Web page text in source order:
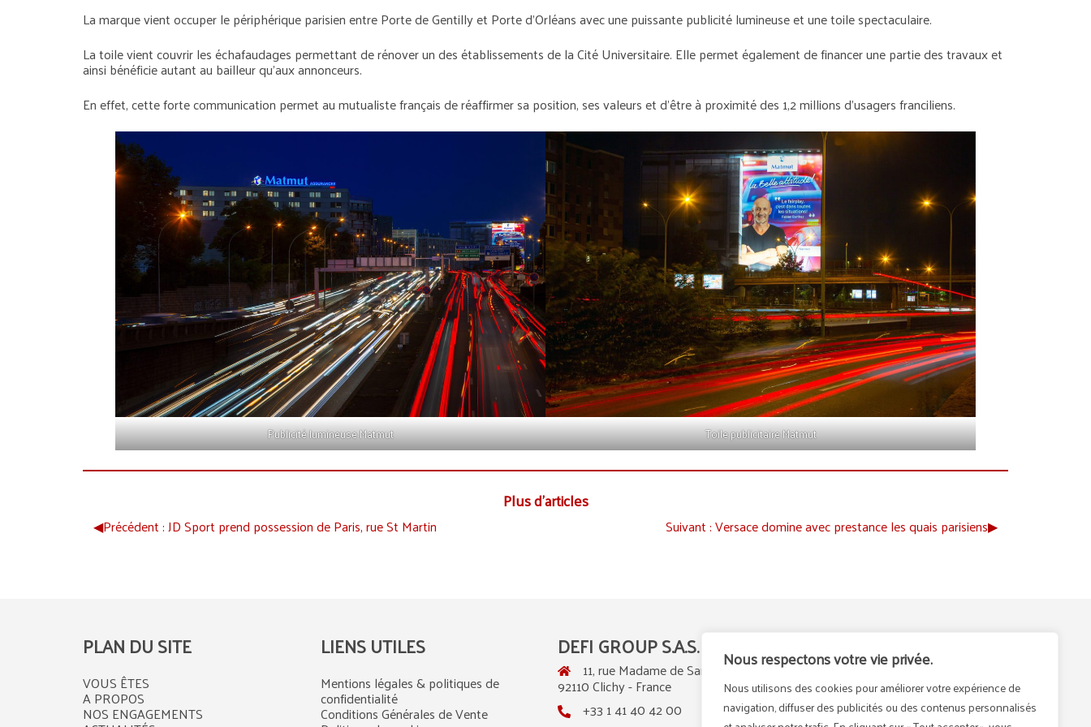
Nous respectons votre vie privée.
Nous utilisons des cookies pour améliorer votre expérience de
navigation, diffuser des publicités ou des contenus personnalisés
La marque vient occuper le périphérique parisien entre Porte de Gentilly et Porte d’Orléans avec une puissante publicité lumineuse et une toile spectaculaire.
La toile vient couvrir les échafaudages permettant de rénover un des établissements de la Cité Universitaire. Elle permet également de financer une partie des travaux et
ainsi bénéficie autant au bailleur qu’aux annonceurs.
En effet, cette forte communication permet au mutualiste français de réaffirmer sa position, ses valeurs et d’être à proximité des 1,2 millions d’usagers franciliens.
Publicité lumineuse Matmut Toile publicitaire Matmut
Plus d’articles
◀︎Précédent :JD Sport prend possession de Paris, rue St Martin Suivant :Versace domine avec prestance les quais parisiens▶︎
PLAN DU SITE
VOUS ÊTES
A PROPOS
NOS ENGAGEMENTS
LIENS UTILES
Mentions légales & politiques de
confidentialité
Conditions Générales de Vente
DEFI GROUP S.A.S.
11, rue Madame de Sanzillon -
92110 Clichy - France
+33 1 41 40 42 00
ABONNEZ-VOUS
Newsletter